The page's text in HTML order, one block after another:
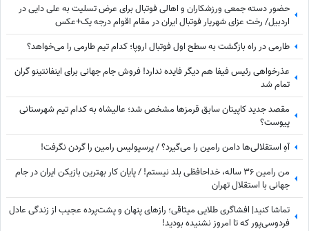
حضور دسته جمعی ورزشکاران و اهالی فوتبال برای عرض تسلیت به علی دایی در
اردبیل/ رخت عزای شهریار فوتبال ایران در مقام اقوام درجه یک+عکس
طارمی در راه بازگشت به سطح اول فوتبال اروپا؛ کدام تیم طارمی را می‌خواهد؟
عذرخواهی رئیس فیفا هم دیگر فایده ندارد! فروش جام جهانی برای اینفانتینو گران
تمام شد
مقصد جدید کاپیتان سابق قرمزها مشخص شد؛ عالیشاه به کدام تیم شهرستانی
پیوست؟
آهِ استقلالی‌ها دامن رامین را می‌گیرد؟ / پرسپولیس رامین را گردن نگرفت!
من رامین 36 ساله، خداحافظی بلد نیستم! / پایان کار بهترین بازیکن ایران در جام
جهانی با استقلال تهران
تماشا کنید| افشاگری طلایی میثاقی؛ رازهای پنهان و پشت‌پرده عجیب از زندگی عادل
فردوسی‌پور که تا امروز نشنیده بودید!